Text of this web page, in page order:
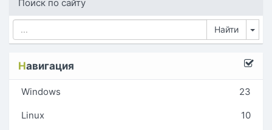
Поиск по сайту
Навигация
Windows 23
Linux 10